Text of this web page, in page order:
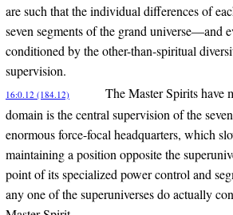
are such that the individual differences of
seven segments of the grand universe—and
conditioned by the other-than-spiritual
supervision.
16:0.12 (184.12)
The Master Spirits have
domain is the central supervision of the
enormous force-focal headquarters, which
maintaining a position opposite the
point of its specialized power control and
any one of the superuniverses do actually